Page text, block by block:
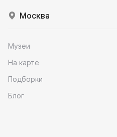
Москва
Музеи
На карте
Подборки
Блог